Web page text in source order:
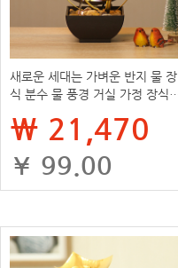
새로운 세대는 가벼운 반지 물 장
식 분수 물 풍경 거실 가정 장식
습니다.
₩ 21,470
¥ 99.00